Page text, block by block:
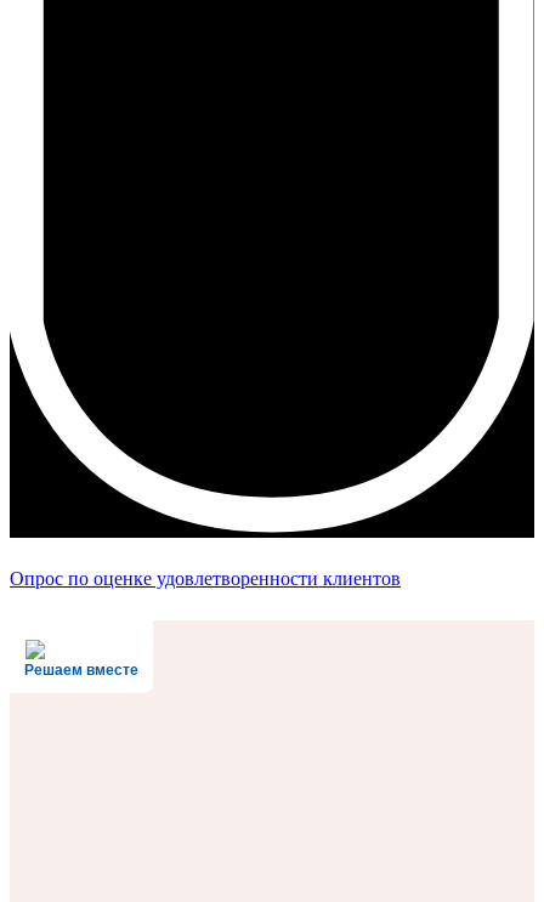
Опрос по оценке удовлетворенности клиентов
Решаем вместе